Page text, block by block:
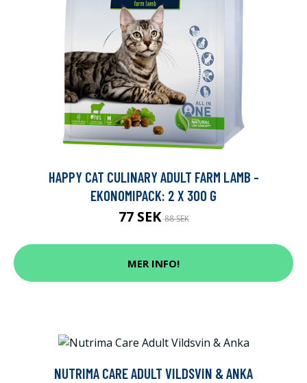
HAPPY CAT CULINARY ADULT FARM LAMB -
EKONOMIPACK: 2 X 300 G
77 SEK88 SEK
MER INFO!
NUTRIMA CARE ADULT VILDSVIN & ANKA